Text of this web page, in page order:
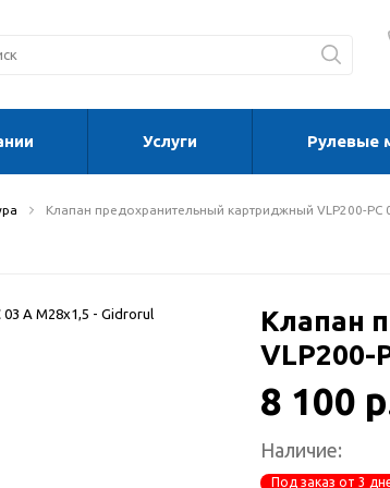
Услуги Рулевые
Клапан предохранительный картриджный VLP200-PC
Клапан
VLP200-
8 100
Наличие:
Под заказ от 3